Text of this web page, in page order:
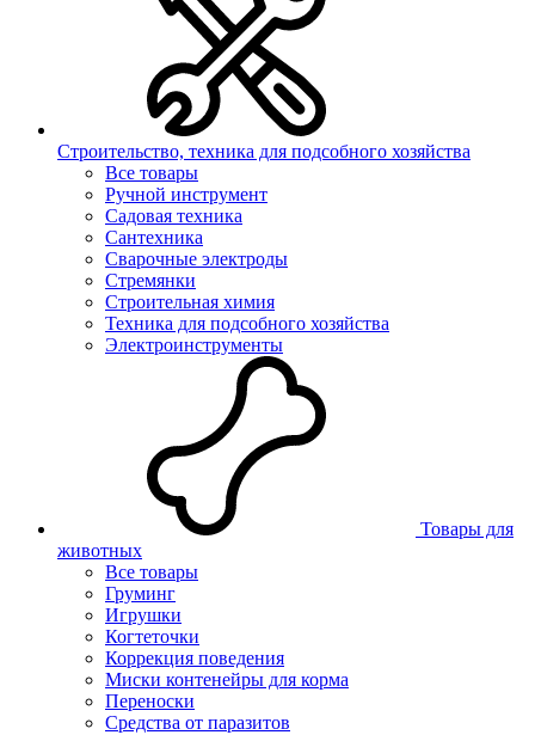
Строительство, техника для подсобного хозяйства
Все товары
Ручной инструмент
Садовая техника
Сантехника
Сварочные электроды
Стремянки
Строительная химия
Техника для подсобного хозяйства
Электроинструменты
Товары для
животных
Все товары
Груминг
Игрушки
Когтеточки
Коррекция поведения
Миски контенейры для корма
Переноски
Средства от паразитов